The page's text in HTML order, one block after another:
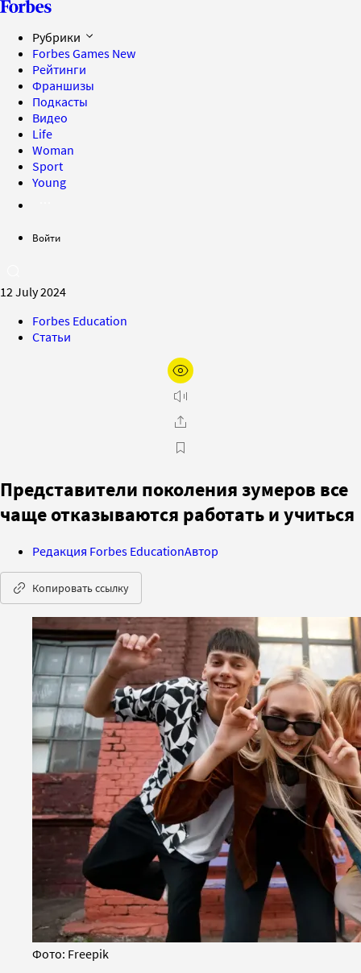
Рубрики
Forbes Games New
Рейтинги
Франшизы
Подкасты
Видео
Life
Woman
Sport
Young
Войти
12 July 2024
Forbes Education
Статьи
Представители поколения зумеров все
чаще отказываются работать и учиться
Редакция Forbes EducationАвтор
Копировать ссылку
Фото: Freepik